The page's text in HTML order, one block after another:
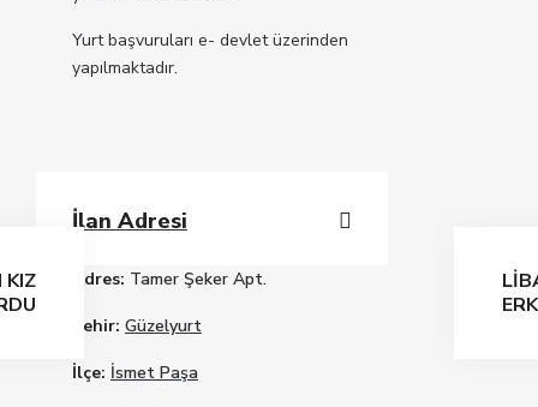
Yurt başvuruları e- devlet üzerinden
yapılmaktadır.
İlan Adresi
Adres: Tamer Şeker Apt.
Şehir: Güzelyurt
İlçe: İsmet Paşa
KIZ